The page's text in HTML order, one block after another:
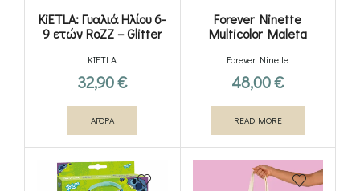
KiETLA: Γυαλιά Ηλίου 6-
9 ετών RoZZ – Glitter
KIETLA
32,90€
ΑΓΟΡΑ
Forever Ninette
Multicolor Maleta
Forever Ninette
48,00€
READ MORE